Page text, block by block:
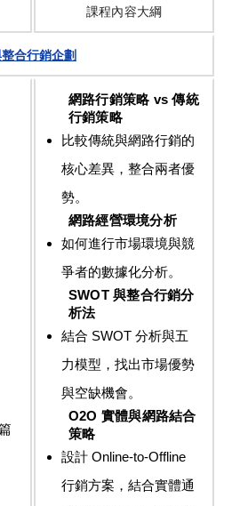
課程內容大綱
合行銷企劃
網路行銷策略 vs 傳統
行銷策略
比較傳統與網路行銷的
核心差異，整合兩者優
勢。
網路經營環境分析
如何進行市場環境與競
爭者的數據化分析。
SWOT 與整合行銷分
析法
結合 SWOT 分析與五
力模型，找出市場優勢
與空缺機會。
O2O 實體與網路結合
策略
設計 Online-to-Offline
行銷方案，結合實體通